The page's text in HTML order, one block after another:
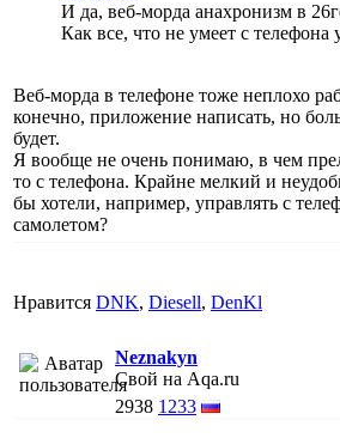
И да, веб-морда анахронизм в
Как все, что не умеет с телефона
Веб-морда в телефоне тоже неплохо
конечно, приложение написать, но
будет.
Я вообще не очень понимаю, в чем
то с телефона. Крайне мелкий и
бы хотели, например, управлять с
самолетом?
Нравится DNK, Diesell, DenKl
Neznakyn
Свой на Aqa.ru
2938 1233